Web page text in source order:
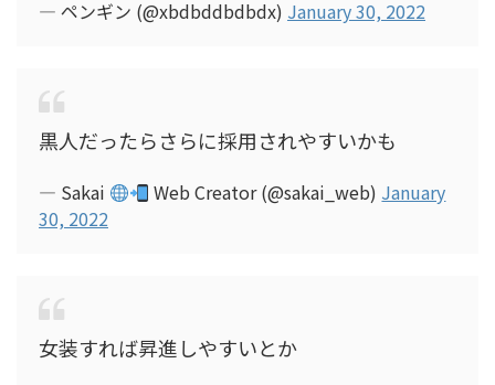
— ペンギン (@xbdbddbdbdx) January 30, 2022
黒人だったらさらに採用されやすいかも
— Sakai Web Creator (@sakai_web) January
30, 2022
女装すれば昇進しやすいとか